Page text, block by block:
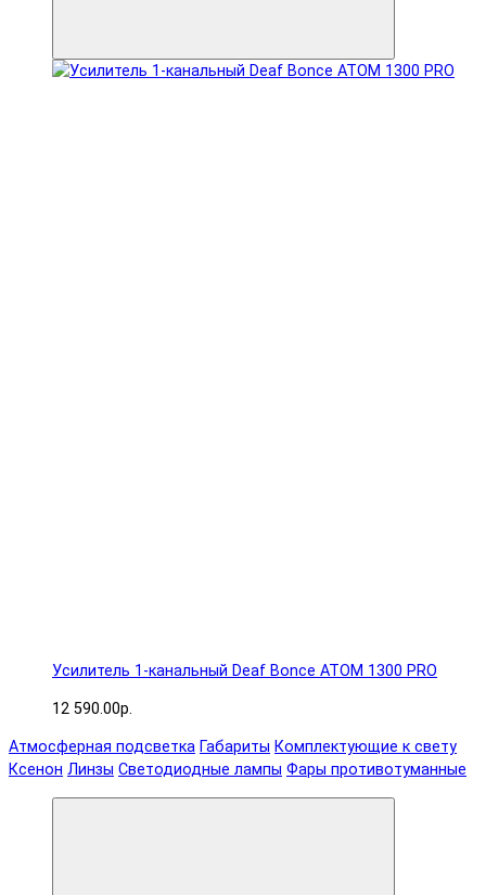
Усилитель 1-канальный Deaf Bonce ATOM 1300 PRO
12 590.00р.
Атмосферная подсветка Габариты Комплектующие к свету
Ксенон Линзы Светодиодные лампы Фары противотуманные